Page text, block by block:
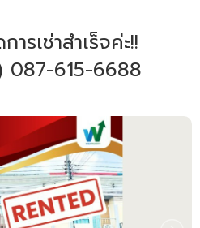
รเช่าสำเร็จค่ะ!!
615-6688